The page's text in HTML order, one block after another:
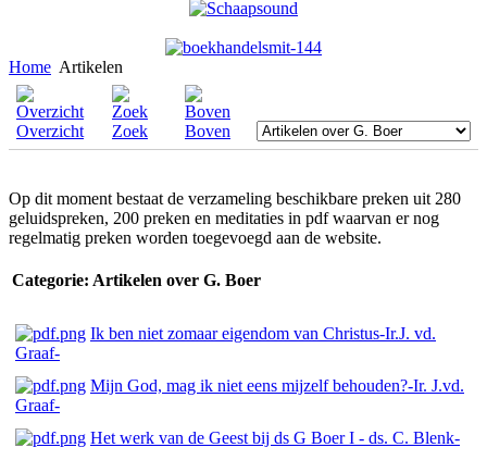
Home Artikelen
Overzicht Zoek Boven
Op dit moment bestaat de verzameling beschikbare preken uit 280
geluidspreken, 200 preken en meditaties in pdf waarvan er nog
regelmatig preken worden toegevoegd aan de website.
Categorie: Artikelen over G. Boer
Ik ben niet zomaar eigendom van Christus-Ir.J. vd.
Graaf-
Mijn God, mag ik niet eens mijzelf behouden?-Ir. J.vd.
Graaf-
Het werk van de Geest bij ds G Boer I - ds. C. Blenk-